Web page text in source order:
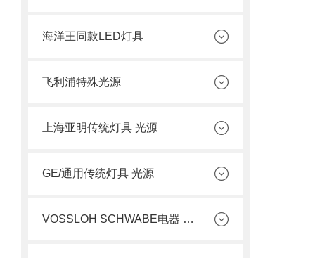
海洋王同款LED灯具
飞利浦特殊光源
上海亚明传统灯具 光源
GE/通用传统灯具 光源
VOSSLOH SCHWABE电器 光源